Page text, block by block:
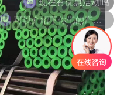
可以介绍下你们的产品么